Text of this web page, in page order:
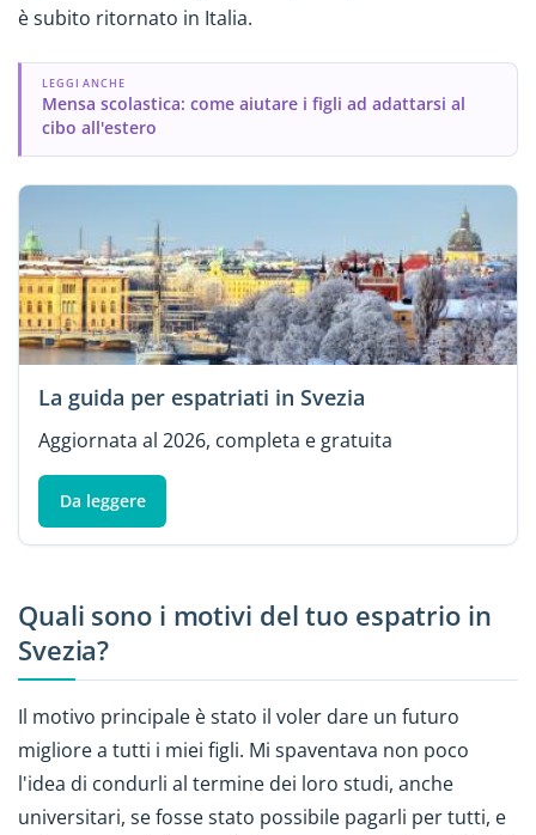
è subito ritornato in Italia.
LEGGI ANCHE
Mensa scolastica: come aiutare i figli ad adattarsi al
cibo all'estero
La guida per espatriati in Svezia
Aggiornata al 2026, completa e gratuita
Da leggere
Quali sono i motivi del tuo espatrio in
Svezia?
Il motivo principale è stato il voler dare un futuro
migliore a tutti i miei figli. Mi spaventava non poco
l'idea di condurli al termine dei loro studi, anche
universitari, se fosse stato possibile pagarli per tutti, e